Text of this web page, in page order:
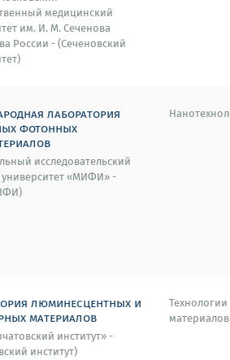
медицинский
им. И. М. Сеченова
России - (Сеченовский
лаборатория
фотонных
исследовательский
«МИФИ» -
люминесцентных и
материалов
институт» -
институт)
Технологии
материалов